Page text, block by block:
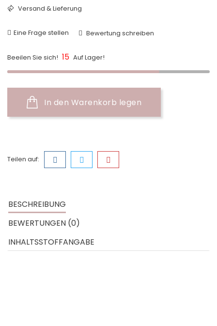
Versand & Lieferung
Eine Frage stellen Bewertung schreiben
Beeilen Sie sich! 15 Auf Lager!
In den Warenkorb legen
Teilen auf:
BESCHREIBUNG
BEWERTUNGEN (0)
INHALTSSTOFFANGABE